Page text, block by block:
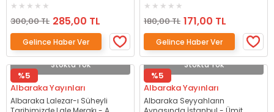
300,00 TL 285,00 TL
Gelince Haber Ver
180,00 TL 171,00 TL
Gelince Haber Ver
Stokta Yok
%5
Albaraka Yayınları
Albaraka Lalezar-ı Süheyli
Stokta Yok
%5
Albaraka Yayınları
Albaraka Seyyahların